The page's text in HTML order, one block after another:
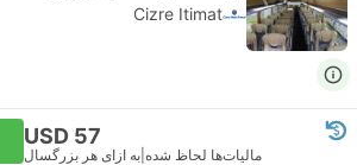
Cizre Itimat
USD 57
مالیات‌ها لحاظ شده به ازای هر بزرگسال